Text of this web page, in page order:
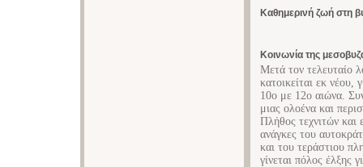
Καθημερινή ζωή στη
Κοινωνία της
Μετά τον τελευταίο
κατοικείται εκ νέου,
10ο με 12ο αιώνα.
μιας ολοένα και
Πλήθος τεχνιτών και
ανάγκες του
και του τεράστιου
γίνεται πόλος έλξης